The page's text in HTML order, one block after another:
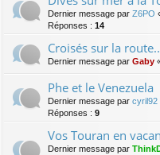
Dernier message par Z6PO
Réponses : 14
Croisés sur la
Dernier message par Gaby
Phe et le Venezuela
Dernier message par cyril92
Réponses : 9
Vos Touran en
Dernier message par